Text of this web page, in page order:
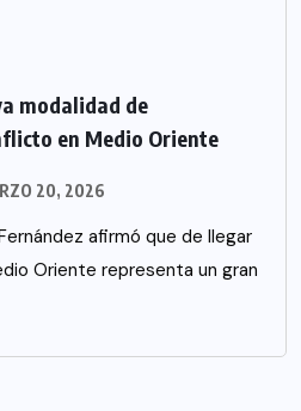
modalidad de
en Medio Oriente
20, 2026
afirmó que de llegar
Oriente representa un gran